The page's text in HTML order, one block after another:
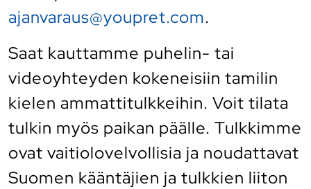
ajanvaraus@youpret.com.
Saat kauttamme puhelin- tai
videoyhteyden kokeneisiin tamilin
kielen ammattitulkkeihin. Voit tilata
tulkin myös paikan päälle. Tulkkimme
ovat vaitiolovelvollisia ja noudattavat
Suomen kääntäjien ja tulkkien liiton